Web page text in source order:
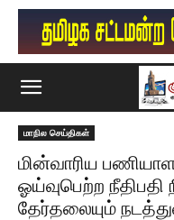
மாநில செய்திகள்
மின்வாரிய
ஓய்வுபெற்ற நீதிபதி
தேர்தலையும்